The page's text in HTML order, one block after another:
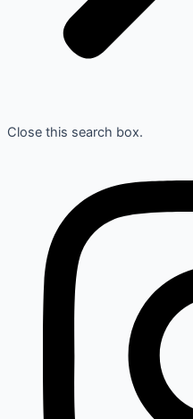
Close this search box.